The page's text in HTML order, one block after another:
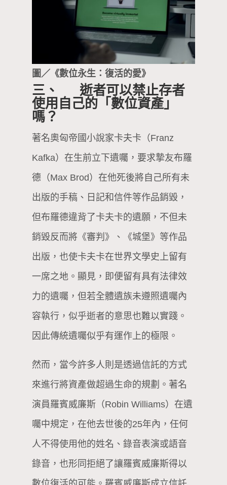
圖／《數位永生：復活的愛》
三、 逝者可以禁止存者
使用自己的「數位資產」
嗎？
著名奧匈帝國小說家卡夫卡（Franz
Kafka）在生前立下遺囑，要求摯友布羅
德（Max Brod）在他死後將自己所有未
出版的手稿、日記和信件等作品銷毀，
但布羅德違背了卡夫卡的遺願，不但未
銷毀反而將《審判》、《城堡》等作品
出版，也使卡夫卡在世界文學史上留有
一席之地。顯見，即便留有具有法律效
力的遺囑，但若全體遺族未遵照遺囑內
容執行，似乎逝者的意思也難以實踐。
因此傳統遺囑似乎有運作上的極限。
然而，當今許多人則是透過信託的方式
來進行將資產做超過生命的規劃。著名
演員羅賓威廉斯（Robin Williams）在遺
囑中規定，在他去世後的25年內，任何
人不得使用他的姓名、錄音表演或語音
錄音，也形同拒絕了讓羅賓威廉斯得以